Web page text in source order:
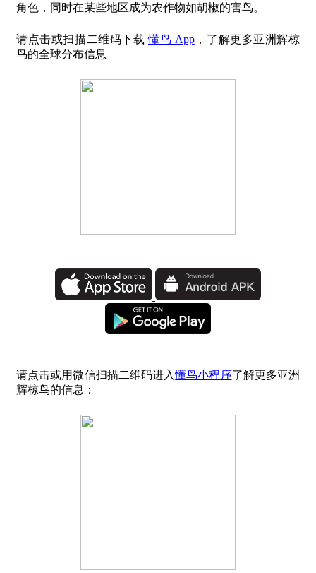
角色，同时在某些地区成为农作物如胡椒的害鸟。
请点击或扫描二维码下载懂鸟 App，了解更多亚洲辉椋
鸟的全球分布信息
请点击或用微信扫描二维码进入懂鸟小程序了解更多亚洲
辉椋鸟的信息：